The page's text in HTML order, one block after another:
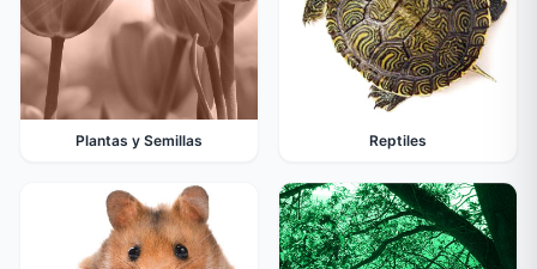
Plantas y Semillas Reptiles